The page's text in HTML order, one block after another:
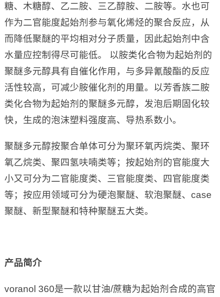
糖、木糖醇、乙二胺、三乙醇胺、二胺等。水也可
作为二官能度起始剂参与氧化烯烃的聚合反应，从
而降低聚醚的平均相对分子质量，因此起始剂中含
水量应控制得尽可能低。 以胺类化合物为起始剂的
聚醚多元醇具有自催化作用，与多异氰酸酯的反应
活性较高，可减少胺催化剂的用量。以芳香族二胺
类化合物为起始剂的聚醚多元醇，发泡后期固化较
快，生成的泡沫塑料强度高、导热系数小。
聚醚多元醇按聚合单体可分为聚环氧丙烷类、聚环
氧乙烷类、聚四氢呋喃类等；按起始剂的官能度大
小又可分为二官能度类、三官能度类、四官能度类
等；按应用领域可分为硬泡聚醚、软泡聚醚、case
聚醚、新型聚醚和特种聚醚五大类。
产品简介
voranol 360是一款以甘油/蔗糖为起始剂合成的高官